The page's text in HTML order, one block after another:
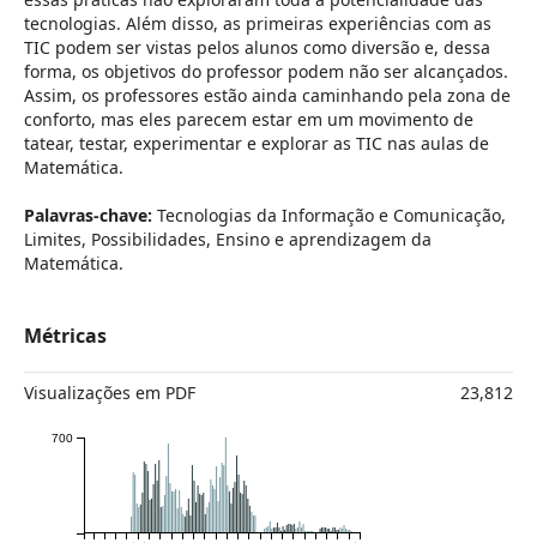
tecnologias. Além disso, as primeiras experiências com as
TIC podem ser vistas pelos alunos como diversão e, dessa
forma, os objetivos do professor podem não ser alcançados.
Assim, os professores estão ainda caminhando pela zona de
conforto, mas eles parecem estar em um movimento de
tatear, testar, experimentar e explorar as TIC nas aulas de
Matemática.
Palavras-chave: Tecnologias da Informação e Comunicação,
Limites, Possibilidades, Ensino e aprendizagem da
Matemática.
Métricas
Visualizações em PDF 23,812
700